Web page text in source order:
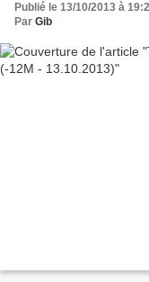
Publié le 13/10/2013 à
Par Gib